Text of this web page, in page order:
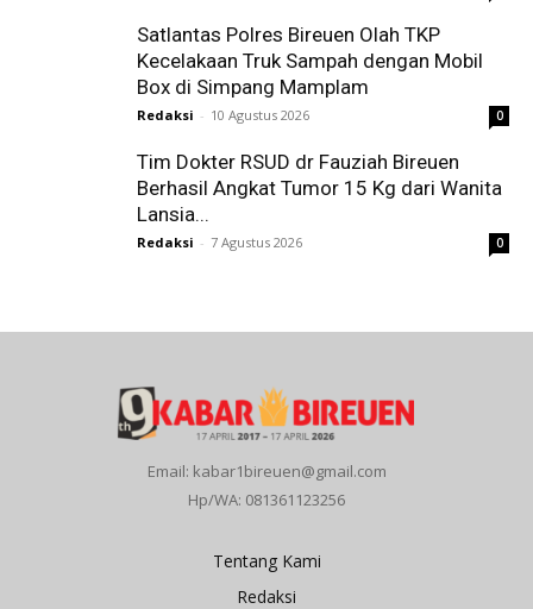
Satlantas Polres Bireuen Olah TKP
Kecelakaan Truk Sampah dengan Mobil
Box di Simpang Mamplam
Redaksi - 10 Agustus 2026 0
Tim Dokter RSUD dr Fauziah Bireuen
Berhasil Angkat Tumor 15 Kg dari Wanita
Lansia...
Redaksi - 7 Agustus 2026 0
Email: kabar1bireuen@gmail.com
Hp/WA: 081361123256
Tentang Kami
Redaksi